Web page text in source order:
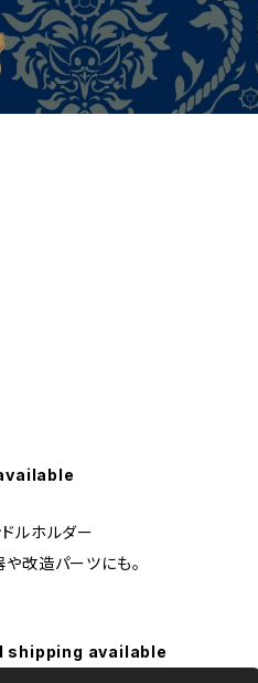
ルホルダー
改造パーツにも。
shipping available